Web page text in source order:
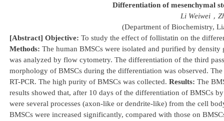
Differentiation of mesenchymal
Li Weiwei ，
(Department of Biochemistry,
[Abstract] Objective: To study the effect of follistatin on the
Methods: The human BMSCs were isolated and purified by
was analyzed by flow cytometry. The differentiation of the third
morphology of BMSCs during the differentiation was observed.
RT-PCR. The high purity of BMSCs was collected. Results: The
results showed that, after 10 days of the differentiation of BMSCs
were several processes (axon-like or dendrite-like) from the cell
BMSCs were increased significantly, compared with those on